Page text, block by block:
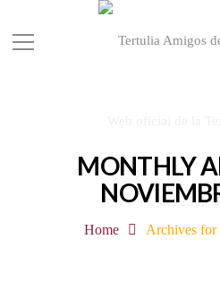
MONTHLY
Home Archives for